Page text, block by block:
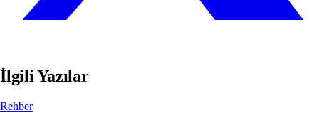
İlgili Yazılar
Rehber